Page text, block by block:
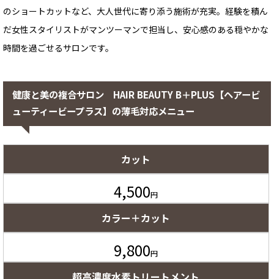
のショートカットなど、大人世代に寄り添う施術が充実。経験を積ん
だ女性スタイリストがマンツーマンで担当し、安心感のある穏やかな
時間を過ごせるサロンです。
健康と美の複合サロン HAIR BEAUTY B＋PLUS【ヘアービ
ューティービープラス】の薄毛対応メニュー
カット
4,500円
カラー＋カット
9,800円